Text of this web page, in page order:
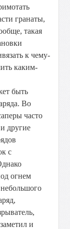
гранаты,
такая
к чему-
каким-
быть
Во
часто
другие
с
огнем
и